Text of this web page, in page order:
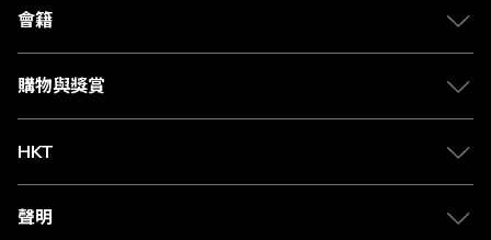
合作夥伴
媒體中心
會籍
會籍及專屬禮遇
賺取積分
購物與獎賞
物流與配送
Club Shopping 商品領取站
常見問題
HKT
csl.
1010
聲明